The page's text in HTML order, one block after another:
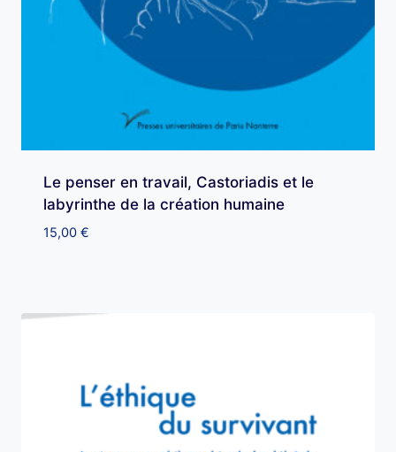
Le penser en travail, Castoriadis et le
labyrinthe de la création humaine
15,00 €